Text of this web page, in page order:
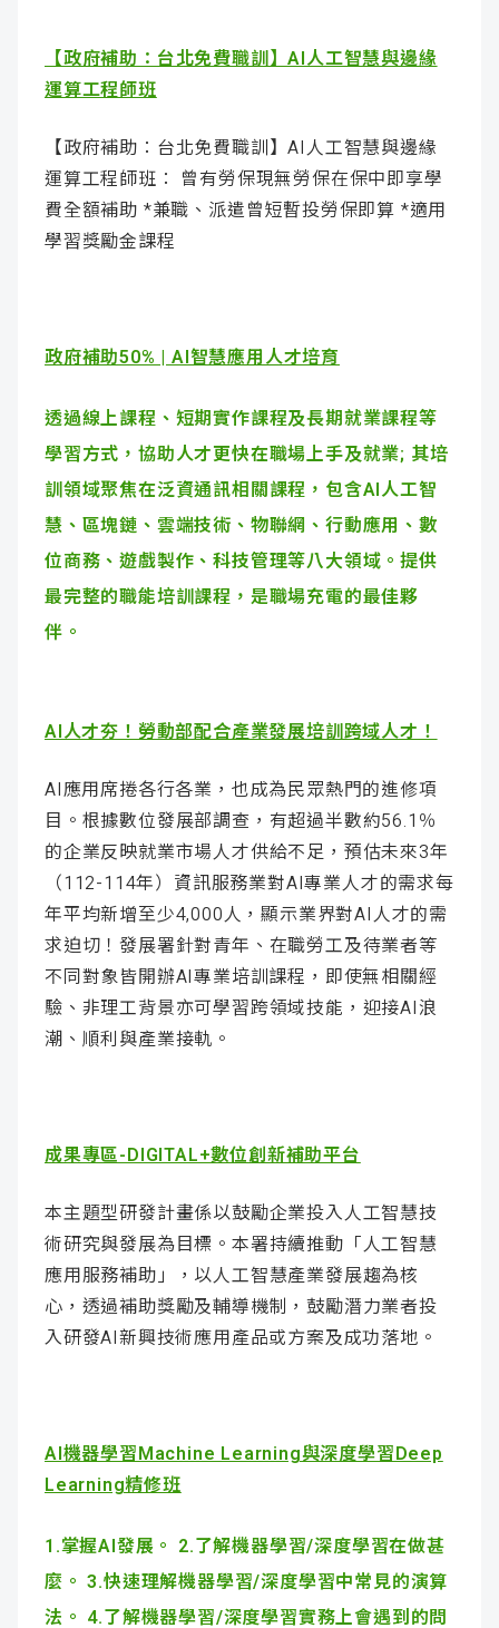
【政府補助：台北免費職訓】AI人工智慧與邊緣
運算工程師班
【政府補助：台北免費職訓】AI人工智慧與邊緣
運算工程師班： 曾有勞保現無勞保在保中即享學
費全額補助 *兼職、派遣曾短暫投勞保即算 *適用
學習獎勵金課程
政府補助50% | AI智慧應用人才培育
透過線上課程、短期實作課程及長期就業課程等
學習方式，協助人才更快在職場上手及就業; 其培
訓領域聚焦在泛資通訊相關課程，包含AI人工智
慧、區塊鏈、雲端技術、物聯網、行動應用、數
位商務、遊戲製作、科技管理等八大領域。提供
最完整的職能培訓課程，是職場充電的最佳夥
伴。
AI人才夯！勞動部配合產業發展培訓跨域人才！
AI應用席捲各行各業，也成為民眾熱門的進修項
目。根據數位發展部調查，有超過半數約56.1％
的企業反映就業市場人才供給不足，預估未來3年
（112-114年）資訊服務業對AI專業人才的需求每
年平均新增至少4,000人，顯示業界對AI人才的需
求迫切！發展署針對青年、在職勞工及待業者等
不同對象皆開辦AI專業培訓課程，即使無相關經
驗、非理工背景亦可學習跨領域技能，迎接AI浪
潮、順利與產業接軌。
成果專區-DIGITAL+數位創新補助平台
本主題型研發計畫係以鼓勵企業投入人工智慧技
術研究與發展為目標。本署持續推動「人工智慧
應用服務補助」，以人工智慧產業發展趨為核
心，透過補助獎勵及輔導機制，鼓勵潛力業者投
入研發AI新興技術應用產品或方案及成功落地。​
AI機器學習Machine Learning與深度學習Deep
Learning精修班
1.掌握AI發展。 2.了解機器學習/深度學習在做甚
麼。 3.快速理解機器學習/深度學習中常見的演算
法。 4.了解機器學習/深度學習實務上會遇到的問